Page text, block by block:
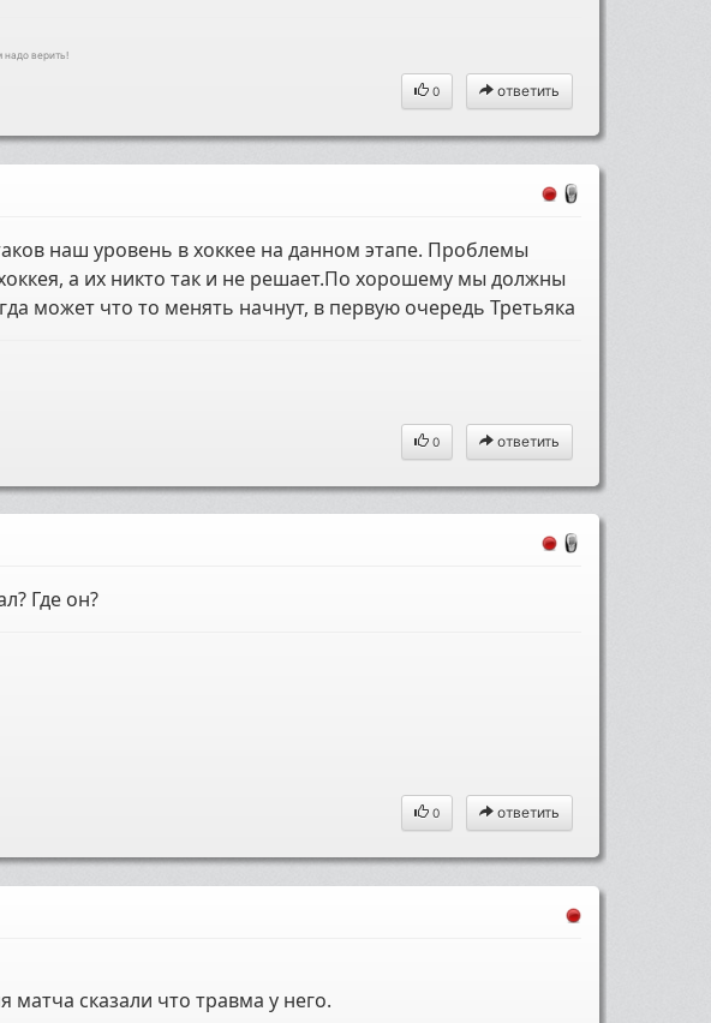
надо верить!
0 ответить
наш уровень в хоккее на данном этапе. Проблемы
а их никто так и не решает.По хорошему мы должны
может что то менять начнут, в первую очередь Третьяка
0 ответить
Где он?
0 ответить
сказали что травма у него.